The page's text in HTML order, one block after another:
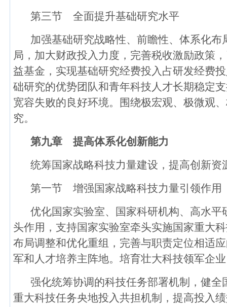
第三节 全面提升基础研究水平
加强基础研究战略性、前瞻性、体系化
局，加大财政投入力度，完善税收激励政策
益基金，实现基础研究经费投入占研发经费
础研究的优势团队和青年科技人才长期稳定
宽容失败的良好环境。围绕极宏观、极微观
究。
第九章 提高体系化创新能力
统筹国家战略科技力量建设，提高创新
第一节 增强国家战略科技力量引领作用
优化国家实验室、国家科研机构、高水
头作用，支持国家实验室牵头实施国家重大
布局调整和优化重组，完善与职责定位相适
军和人才培养主阵地。培育壮大科技领军企
强化统筹协调的科技任务部署机制，健
重大科技任务央地投入共担机制，提高投入